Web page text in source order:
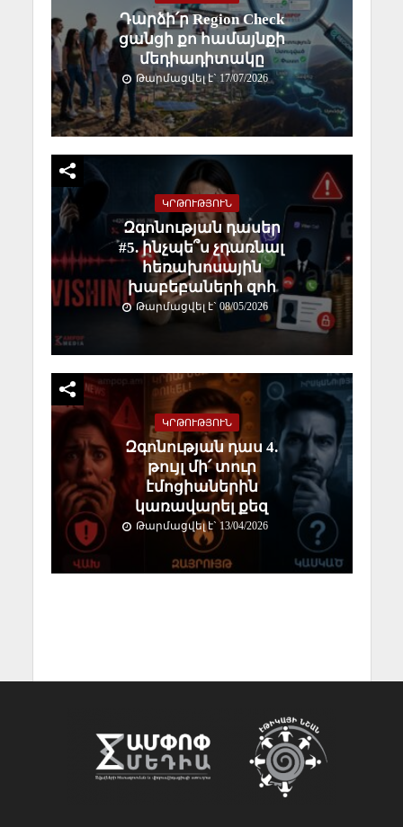
Դարձի՛ր Region Check
ցանցի քո համայնքի
մեդիադիտակը
Թարմացվել է` 17/07/2026
ԿՐԹՈՒԹՅՈՒՆ
Զգոնության դասեր
#5. ինչպե՞ս չդառնալ
հեռախոսային
խաբեբաների զոհ
Թարմացվել է` 08/05/2026
ԿՐԹՈՒԹՅՈՒՆ
Զգոնության դաս 4.
թույլ մի՛ տուր
էմոցիաներին
կառավարել քեզ
Թարմացվել է` 13/04/2026